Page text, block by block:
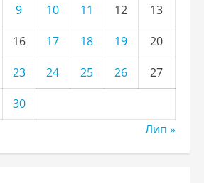
9 10 11 12
13
16 17 18 19
20
23 24 25 26
27
30
Лип »